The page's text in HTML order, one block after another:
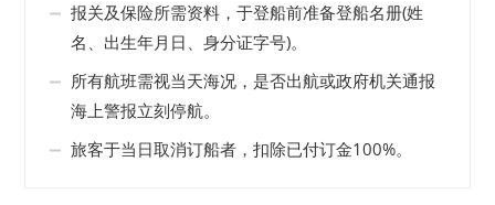
报关及保险所需资料，于登船前准备登船名册(姓
名、出生年月日、身分证字号)。
所有航班需视当天海况，是否出航或政府机关通报
海上警报立刻停航。
旅客于当日取消订船者，扣除已付订金100%。